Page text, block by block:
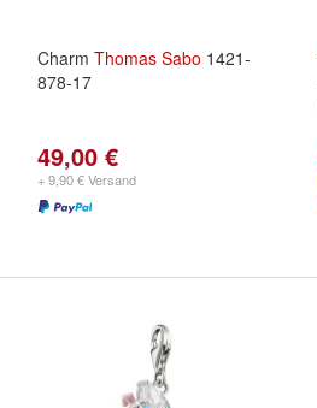
Charm Thomas Sabo 1421-
878-17
49,00 €
+ 9,90 € Versand